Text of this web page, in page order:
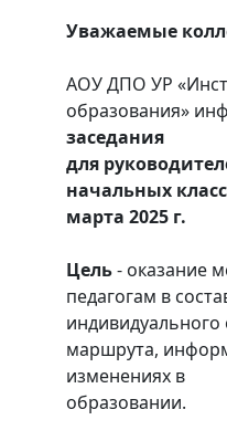
Уважаемые
АОУ ДПО УР
образования»
заседания
для
начальных
марта 2025 г.
Цель- оказание
педагогам в
индивидуального
маршрута,
изменениях в
образовании.